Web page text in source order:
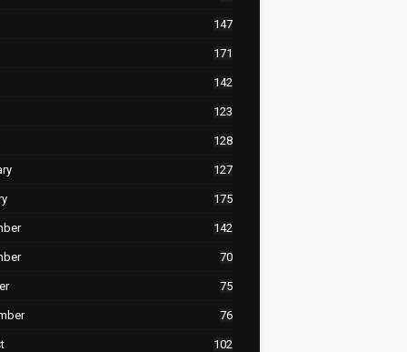
147
171
142
123
128
127
175
142
70
75
76
102